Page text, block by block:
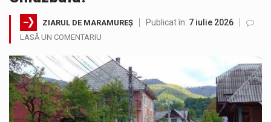
Miercuri, 05.08.2026, în intervalul orar 12:00 – 20:00, autovehiculele cu masa totală maximă autorizată mai mare de 7,5 t au…
Suntem în plină vară și nimic nu e mai frumos decat să ai locuința plină de flori proaspete și plante…
Interval de valabilitate: 05 august, ora 10.00 – 09 august, ora 10.00 /Fenomene vizate: val de căldură, caniculă, temperaturi extreme,…
ZIARUL DE MARAMUREȘ Publicat în: 7 iulie 2026
LASĂ UN COMENTARIU